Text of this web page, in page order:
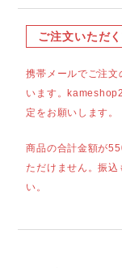
ご注文いただ
携帯メールでご注
います。
定をお願いします。
商品の合計金額が
ただけません。振込
い。